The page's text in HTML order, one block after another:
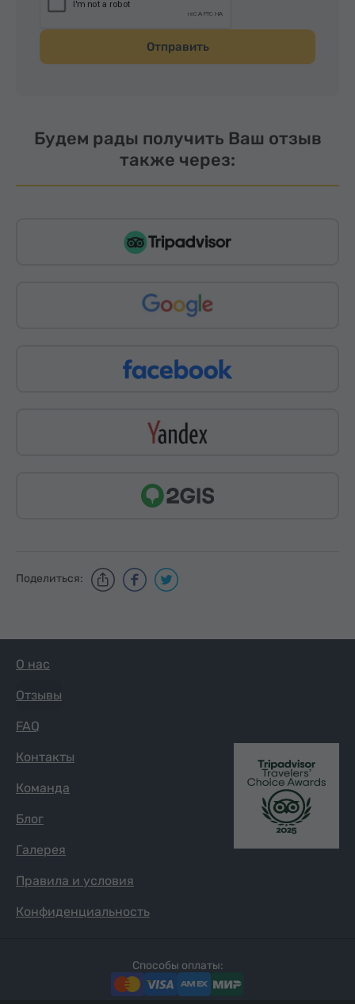
Отправить
Будем рады получить Ваш отзыв
также через:
Поделиться:
О нас
Отзывы
FAQ
Контакты
Команда
Блог
Галерея
Правила и условия
Конфиденциальность
Способы оплаты: